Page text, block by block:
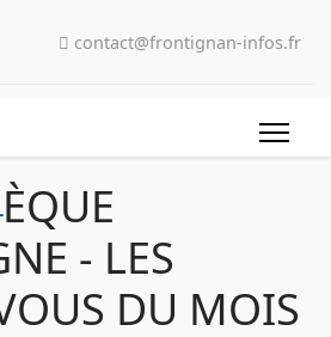
contact@frontignan-infos.fr
- LES
DU MOIS